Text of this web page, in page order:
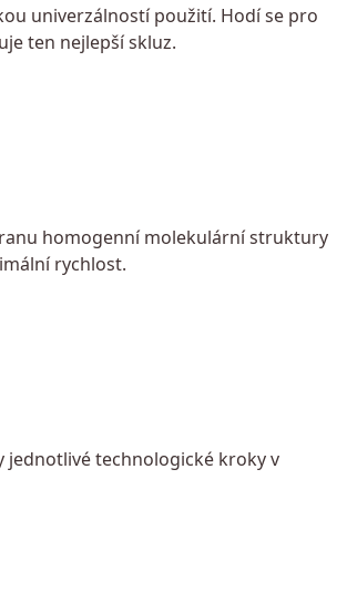
univerzálností použití. Hodí se pro
ten nejlepší skluz.
homogenní molekulární struktury
rychlost.
jednotlivé technologické kroky v